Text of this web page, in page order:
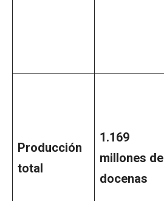
Producción
total
1.169
millones de
docenas